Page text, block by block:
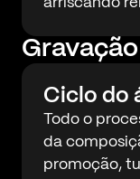
Ciclo do
Todo o
da
promoção,